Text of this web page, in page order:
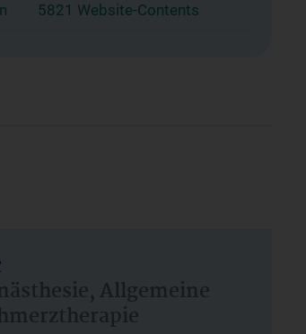
5821 Website-Contents
Allgemeine